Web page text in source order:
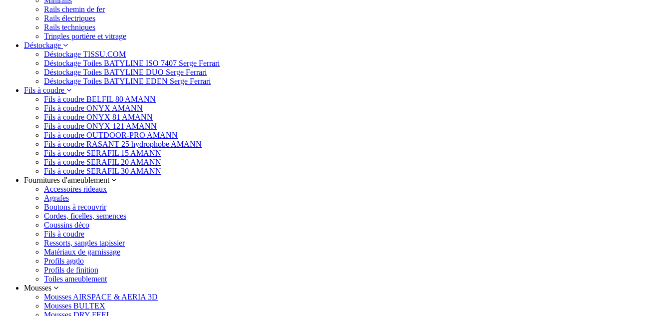
Rails chemin de fer
Rails électriques
Rails techniques
Tringles portière et vitrage
Déstockage
Déstockage TISSU.COM
Déstockage Toiles BATYLINE ISO 7407 Serge Ferrari
Déstockage Toiles BATYLINE DUO Serge Ferrari
Déstockage Toiles BATYLINE EDEN Serge Ferrari
Fils à coudre
Fils à coudre BELFIL 80 AMANN
Fils à coudre ONYX AMANN
Fils à coudre ONYX 81 AMANN
Fils à coudre ONYX 121 AMANN
Fils à coudre OUTDOOR-PRO AMANN
Fils à coudre RASANT 25 hydrophobe AMANN
Fils à coudre SERAFIL 15 AMANN
Fils à coudre SERAFIL 20 AMANN
Fils à coudre SERAFIL 30 AMANN
Fournitures d'ameublement
Accessoires rideaux
Agrafes
Boutons à recouvrir
Cordes, ficelles, semences
Coussins déco
Fils à coudre
Ressorts, sangles tapissier
Matériaux de garnissage
Profils agglo
Profils de finition
Toiles ameublement
Mousses
Mousses AIRSPACE & AERIA 3D
Mousses BULTEX